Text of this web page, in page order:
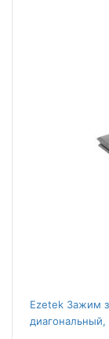
Ezetek Зажим
диагональный,